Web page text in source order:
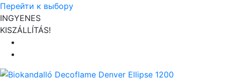
Перейти к выбору
INGYENES
KISZÁLLÍTÁS!